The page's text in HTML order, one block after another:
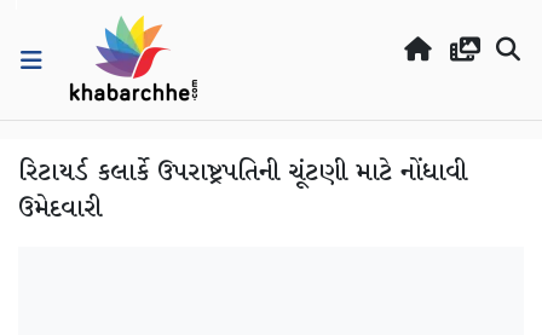
રિટાયર્ડ કલાર્કે ઉપરાષ્ટ્રપતિની ચૂંટણી માટે નોંધાવી
ઉમેદવારી